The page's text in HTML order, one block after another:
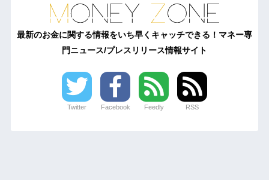
最新のお金に関する情報をいち早くキャッチできる！マネー専
門ニュース/プレスリリース情報サイト
Twitter Facebook Feedly RSS